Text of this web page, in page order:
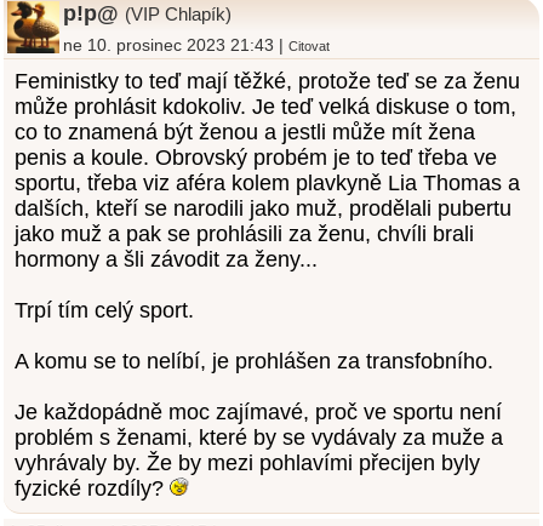
p!p@ (VIP Chlapík)
ne 10. prosinec 2023 21:43 |Citovat
Feministky to teď mají těžké, protože teď se za ženu
může prohlásit kdokoliv. Je teď velká diskuse o tom,
co to znamená být ženou a jestli může mít žena
penis a koule. Obrovský probém je to teď třeba ve
sportu, třeba viz aféra kolem plavkyně Lia Thomas a
dalších, kteří se narodili jako muž, prodělali pubertu
jako muž a pak se prohlásili za ženu, chvíli brali
hormony a šli závodit za ženy...
Trpí tím celý sport.
A komu se to nelíbí, je prohlášen za transfobního.
Je každopádně moc zajímavé, proč ve sportu není
problém s ženami, které by se vydávaly za muže a
vyhrávaly by. Že by mezi pohlavími přecijen byly
fyzické rozdíly?